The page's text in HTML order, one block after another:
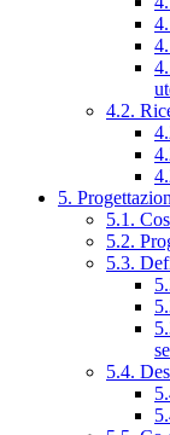
4.2.
5.
5.1.
5.2.
5.3.
5.4.